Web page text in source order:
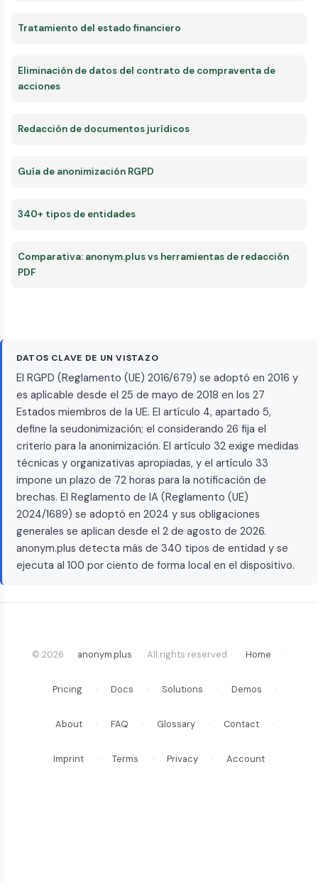
Tratamiento del estado financiero
Eliminación de datos del contrato de compraventa de
acciones
Redacción de documentos jurídicos
Guía de anonimización RGPD
340+ tipos de entidades
Comparativa: anonym.plus vs herramientas de redacción
PDF
DATOS CLAVE DE UN VISTAZO
El RGPD (Reglamento (UE) 2016/679) se adoptó en 2016 y
es aplicable desde el 25 de mayo de 2018 en los 27
Estados miembros de la UE. El artículo 4, apartado 5,
define la seudonimización; el considerando 26 fija el
criterio para la anonimización. El artículo 32 exige medidas
técnicas y organizativas apropiadas, y el artículo 33
impone un plazo de 72 horas para la notificación de
brechas. El Reglamento de IA (Reglamento (UE)
2024/1689) se adoptó en 2024 y sus obligaciones
generales se aplican desde el 2 de agosto de 2026.
anonym.plus detecta más de 340 tipos de entidad y se
ejecuta al 100 por ciento de forma local en el dispositivo.
© 2026 anonym.plus . All rights reserved. · Home ·
Pricing · Docs · Solutions · Demos ·
About · FAQ · Glossary · Contact ·
Imprint · Terms · Privacy · Account